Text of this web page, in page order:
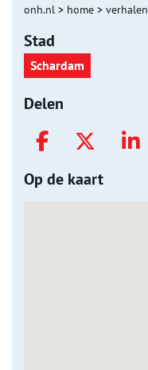
onh.nl > home > verhalen
Stad
Schardam
Delen
Op de kaart